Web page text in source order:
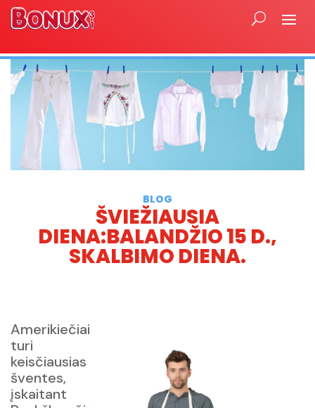
BLOG
ŠVIEŽIAUSIA
DIENA:BALANDŽIO 15 D.,
SKALBIMO DIENA.
Amerikiečiai
turi
keisčiausias
šventes,
įskaitant